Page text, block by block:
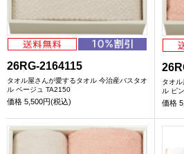
26RG-2164115
タオル屋さんが愛するタオル 今治産バスタオ
ル ベージュ TA2150
価格 5,500円(税込)
タオ
ル ピ
価格